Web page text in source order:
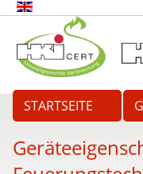
STARTSEITE